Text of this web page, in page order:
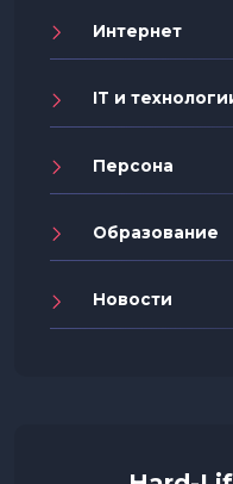
Интернет
IT и
Персона
Образование
Новости